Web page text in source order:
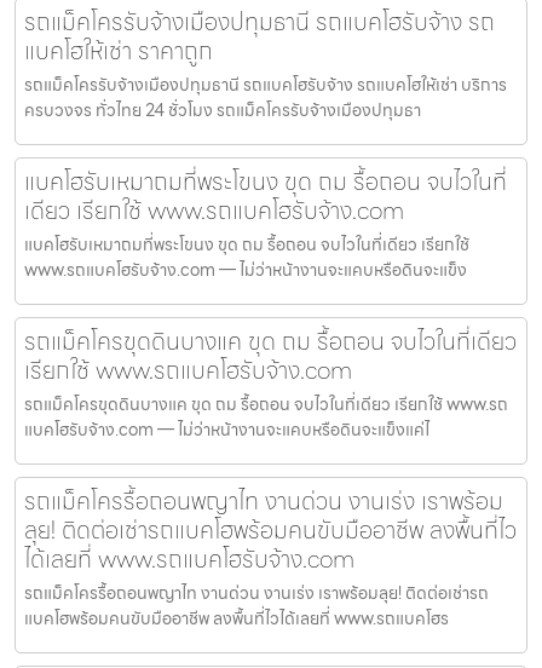
รถแม็คโครรับจ้างเมืองปทุมธานี รถแบคโฮรับจ้าง รถ
แบคโฮให้เช่า ราคาถูก
รถแม็คโครรับจ้างเมืองปทุมธานี รถแบคโฮรับจ้าง รถแบคโฮให้เช่า บริการ
ครบวงจร ทั่วไทย 24 ชั่วโมง รถแม็คโครรับจ้างเมืองปทุมธา
แบคโฮรับเหมาถมที่พระโขนง ขุด ถม รื้อถอน จบไวในที่
เดียว เรียกใช้ www.รถแบคโฮรับจ้าง.com
แบคโฮรับเหมาถมที่พระโขนง ขุด ถม รื้อถอน จบไวในที่เดียว เรียกใช้
www.รถแบคโฮรับจ้าง.com — ไม่ว่าหน้างานจะแคบหรือดินจะแข็ง
รถแม็คโครขุดดินบางแค ขุด ถม รื้อถอน จบไวในที่เดียว
เรียกใช้ www.รถแบคโฮรับจ้าง.com
รถแม็คโครขุดดินบางแค ขุด ถม รื้อถอน จบไวในที่เดียว เรียกใช้ www.รถ
แบคโฮรับจ้าง.com — ไม่ว่าหน้างานจะแคบหรือดินจะแข็งแค่ไ
รถแม็คโครรื้อถอนพญาไท งานด่วน งานเร่ง เราพร้อม
ลุย! ติดต่อเช่ารถแบคโฮพร้อมคนขับมืออาชีพ ลงพื้นที่ไว
ได้เลยที่ www.รถแบคโฮรับจ้าง.com
รถแม็คโครรื้อถอนพญาไท งานด่วน งานเร่ง เราพร้อมลุย! ติดต่อเช่ารถ
แบคโฮพร้อมคนขับมืออาชีพ ลงพื้นที่ไวได้เลยที่ www.รถแบคโฮร